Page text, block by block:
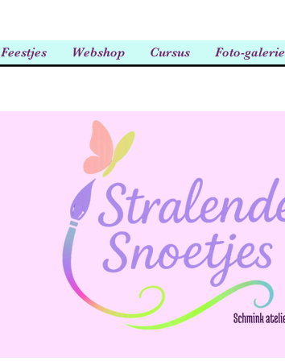
Feestjes Webshop Cursus Foto-galerie